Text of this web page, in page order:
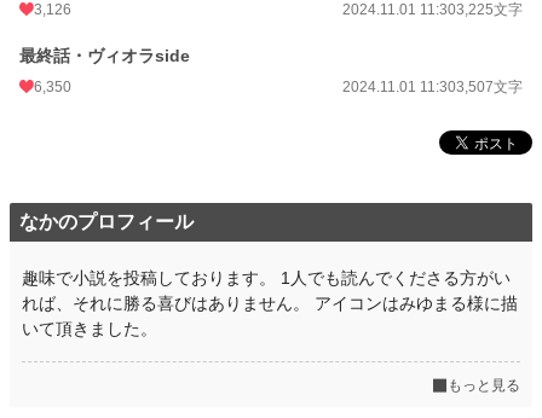
3,126 2024.11.01 11:303,225文字
最終話・ヴィオラside
6,350 2024.11.01 11:303,507文字
なかのプロフィール
趣味で小説を投稿しております。 1人でも読んでくださる方がい
れば、それに勝る喜びはありません。 アイコンはみゆまる様に描
いて頂きました。
もっと見る